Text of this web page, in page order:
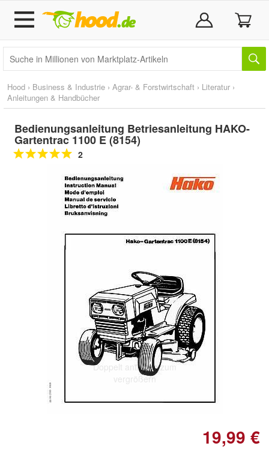
Hood › Business & Industrie › Agrar- & Forstwirtschaft › Literatur ›
Anleitungen & Handbücher
Bedienungsanleitung Betriesanleitung HAKO-
Gartentrac 1100 E (8154)
2
Doppelt antippen zum
vergrößern
19,99 €